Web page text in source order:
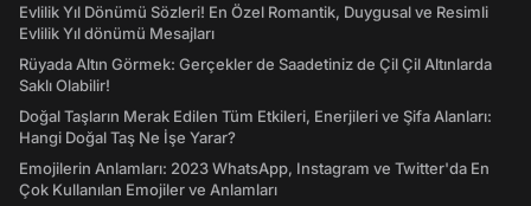
Evlilik Yıl Dönümü Sözleri! En Özel Romantik, Duygusal ve Resimli
Evlilik Yıl dönümü Mesajları
Rüyada Altın Görmek: Gerçekler de Saadetiniz de Çil Çil Altınlarda
Saklı Olabilir!
Doğal Taşların Merak Edilen Tüm Etkileri, Enerjileri ve Şifa Alanları:
Hangi Doğal Taş Ne İşe Yarar?
Emojilerin Anlamları: 2023 WhatsApp, Instagram ve Twitter'da En
Çok Kullanılan Emojiler ve Anlamları